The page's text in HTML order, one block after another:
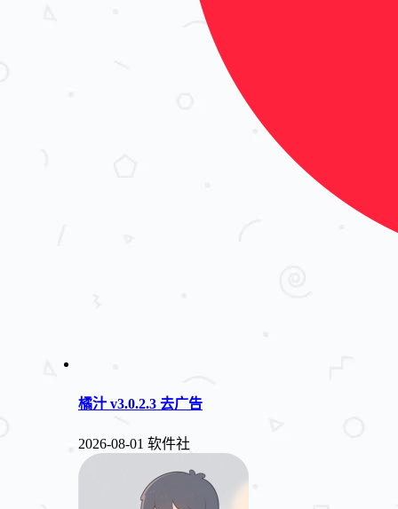
橘汁 v3.0.2.3 去广告
2026-08-01 软件社